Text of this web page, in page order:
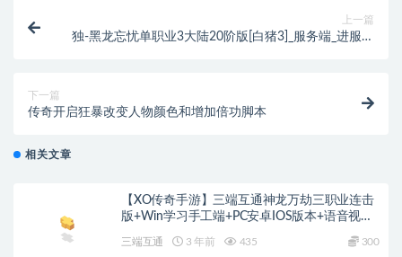
上一篇
独-黑龙忘忧单职业3大陆20阶版[白猪3]_服务端_进服体
下一篇
传奇开启狂暴改变人物颜色和增加倍功脚本
相关文章
【XO传奇手游】三端互通神龙万劫三职业连击
版+Win学习手工端+PC安卓IOS版本+语音视频
注 140次
三端互通 3 年前 435 300